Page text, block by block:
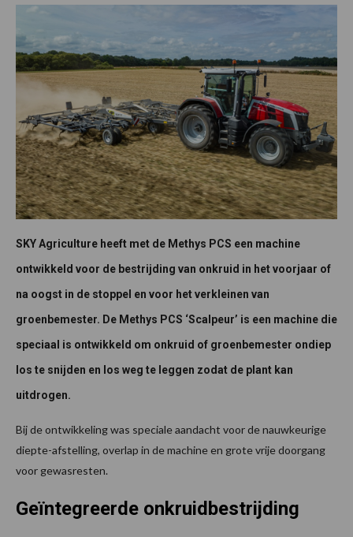
SKY Agriculture heeft met de Methys PCS een machine
ontwikkeld voor de bestrijding van onkruid in het voorjaar of
na oogst in de stoppel en voor het verkleinen van
groenbemester. De Methys PCS ‘Scalpeur’ is een machine die
speciaal is ontwikkeld om onkruid of groenbemester ondiep
los te snijden en los weg te leggen zodat de plant kan
uitdrogen.
Bij de ontwikkeling was speciale aandacht voor de nauwkeurige
diepte-afstelling, overlap in de machine en grote vrije doorgang
voor gewasresten.
Geïntegreerde onkruidbestrijding